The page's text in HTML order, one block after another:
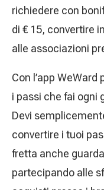
richiedere con
di € 15, convertire
alle associazioni
Con l’app
i passi che fai ogni
Devi
convertire i tuoi
fretta anche
partecipando alle